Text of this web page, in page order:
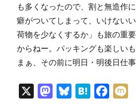
も多くなったので、割と無造作
癖がついてしまって、いけない
荷物を少なくするか」も旅の重
からねー。パッキングも楽しい
まぁ、その前に明日・明後日仕
M
H